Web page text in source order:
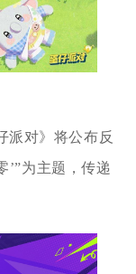
派对》将公布反
’”为主题，传递